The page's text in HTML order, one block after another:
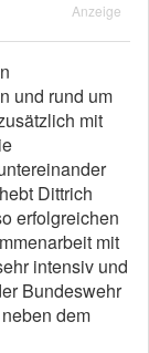
Anzeige
und rund um
mit
Dittrich
erfolgreichen
mit
intensiv und
Bundeswehr
dem